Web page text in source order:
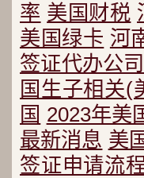
率 美国财税
美国绿卡 河
签证代办公司
国生子相关(
国 2023年美
最新消息 美
签证申请流